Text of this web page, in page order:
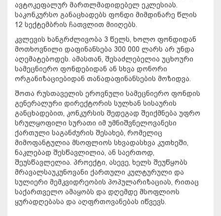
ავტოკეფალურ მართლმადიდებელ ეკლესიას.
საკონკურსო განაცხადებს ფონდი მიმდინარე წლის
12 სექტემბრის ჩათვლით მიიღებს.
კვლევის ხანგრძლივობა 3 წელს, ხოლო ფონდიდან
მოთხოვნილი დაფინანსება 300 000 ლარს არ უნდა
აღემატებოდეს. ამასთან, შესაძლებელია უცხოური
სამეცნიერო ფონდებიდან ან სხვა დონორი
ორგანიზაციებიდან თანადაფინანსების მოზიდვა.
შოთა რუსთაველის ეროვნული სამეცნიერო ფონდის
გენერალური დირექტორის სულხან სისაურის
განცხადებით, კონკურსის შედეგად შეიქმნება უფრო
სრულყოფილი სურათი იმ უმნიშვნელოვანესი
ქართული საგანძურის შესახებ, რომელიც
მიმოფანტულია მსოფლიოს სხვადასხვა კუთხეში,
ნაკლებად შესწავლილია, ან საერთოდ,
შეუსწავლელია. პროექტი, ასევე, ხელს შეუწყობს
მრავალსაუკუნოვანი ქართული კულტურული და
სულიერი მემკვიდრეობის პოპულარიზაციას, რითაც
საქართველო ამაყობს და დღემდე მსოფლიოს
ყურადღებასა და აღფრთოვანებას იწვევს.